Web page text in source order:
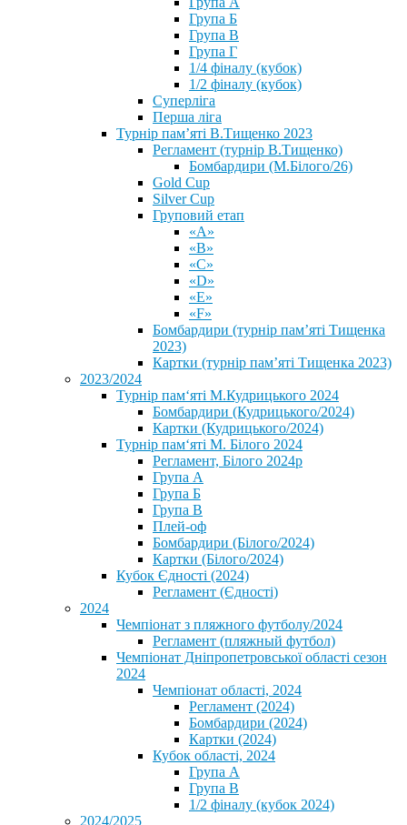
Група Б
Група В
Група Г
1/4 фіналу (кубок)
1/2 фіналу (кубок)
Суперліга
Перша ліга
Турнір пам’яті В.Тищенко 2023
Регламент (турнір В.Тищенко)
Бомбардири (М.Білого/26)
Gold Cup
Silver Cup
Груповий етап
«А»
«В»
«С»
«D»
«Е»
«F»
Бомбардири (турнір пам’яті Тищенка
2023)
Картки (турнір пам’яті Тищенка 2023)
2023/2024
⁨Турнір пам‘яті М.Кудрицького 2024
Бомбардири (Кудрицького/2024)
Картки (Кудрицького/2024)
⁨Турнір пам‘яті М. Білого 2024⁩
Регламент, Білого 2024р
Група А
Група Б
Група В
Плей-оф
Бомбардири (Білого/2024)
Картки (Білого/2024)
Кубок Єдності (2024)
Регламент (Єдності)
2024
Чемпіонат з пляжного футболу/2024
Регламент (пляжный футбол)
Чемпіонат Дніпропетровської області сезон
2024
Чемпіонат області, 2024
Регламент (2024)
Бомбардири (2024)
Картки (2024)
Кубок області, 2024
Група А
Група В
1/2 фіналу (кубок 2024)
2024/2025